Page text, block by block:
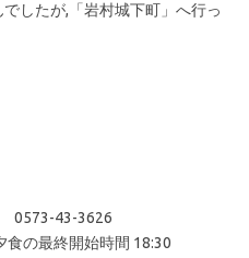
したが,「岩村城下町」へ行っ
0573-43-3626
の最終開始時間 18:30